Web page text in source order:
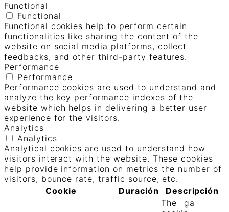
Functional
Functional
Functional cookies help to perform certain
functionalities like sharing the content of the
website on social media platforms, collect
feedbacks, and other third-party features.
Performance
Performance
Performance cookies are used to understand and
analyze the key performance indexes of the
website which helps in delivering a better user
experience for the visitors.
Analytics
Analytics
Analytical cookies are used to understand how
visitors interact with the website. These cookies
help provide information on metrics the number of
visitors, bounce rate, traffic source, etc.
Cookie
Duración Descripción
The _ga